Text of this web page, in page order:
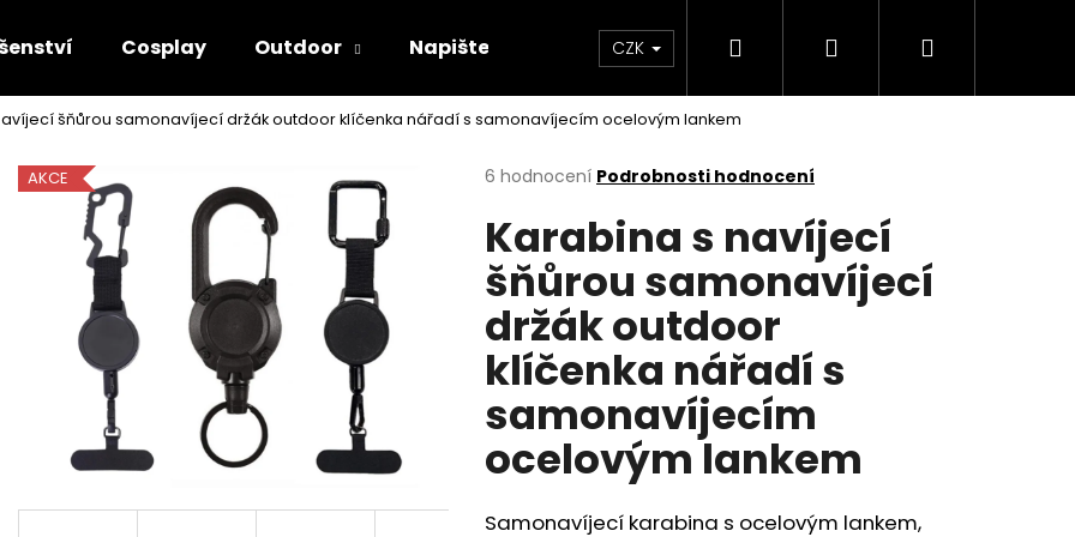
Cosplay Outdoor Napište nám CZK Hledat PřihlášeníNákupní
šňůrou samonavíjecí držák outdoor klíčenka nářadí s samonavíjecím ocelovým lankem
Průměrné
produktu
je
5,0
z
5
hvězdiček.
6 hodnocení Podrobnosti hodnocení
Karabina s navíjecí
šňůrou samonavíjecí
držák outdoor
klíčenka nářadí s
samonavíjecím
ocelovým lankem
Samonavíjecí karabina s ocelovým lankem,
AKCE
Co potřebujete najít?
HLEDAT
Doporučujeme